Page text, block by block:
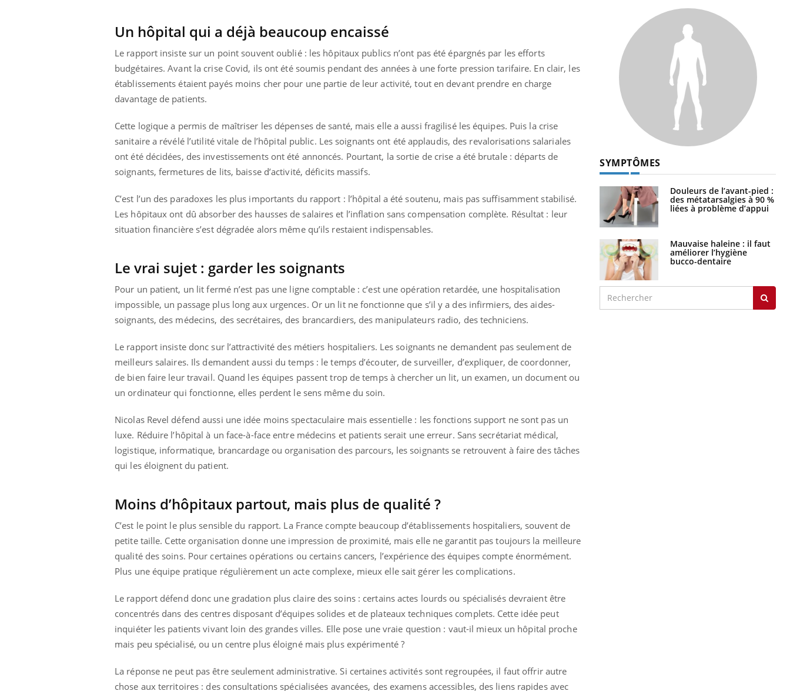
Un hôpital qui a déjà beaucoup encaissé
Le rapport insiste sur un point souvent oublié : les hôpitaux publics n’ont pas été épargnés par les efforts
budgétaires. Avant la crise Covid, ils ont été soumis pendant des années à une forte pression tarifaire. En clair, les
établissements étaient payés moins cher pour une partie de leur activité, tout en devant prendre en charge
davantage de patients.
Cette logique a permis de maîtriser les dépenses de santé, mais elle a aussi fragilisé les équipes. Puis la crise
sanitaire a révélé l’utilité vitale de l’hôpital public. Les soignants ont été applaudis, des revalorisations salariales
ont été décidées, des investissements ont été annoncés. Pourtant, la sortie de crise a été brutale : départs de
soignants, fermetures de lits, baisse d’activité, déficits massifs.
C’est l’un des paradoxes les plus importants du rapport : l’hôpital a été soutenu, mais pas suffisamment stabilisé.
Les hôpitaux ont dû absorber des hausses de salaires et l’inflation sans compensation complète. Résultat : leur
situation financière s’est dégradée alors même qu’ils restaient indispensables.
Le vrai sujet : garder les soignants
Pour un patient, un lit fermé n’est pas une ligne comptable : c’est une opération retardée, une hospitalisation
impossible, un passage plus long aux urgences. Or un lit ne fonctionne que s’il y a des infirmiers, des aides-
soignants, des médecins, des secrétaires, des brancardiers, des manipulateurs radio, des techniciens.
Le rapport insiste donc sur l’attractivité des métiers hospitaliers. Les soignants ne demandent pas seulement de
meilleurs salaires. Ils demandent aussi du temps : le temps d’écouter, de surveiller, d’expliquer, de coordonner,
de bien faire leur travail. Quand les équipes passent trop de temps à chercher un lit, un examen, un document ou
un ordinateur qui fonctionne, elles perdent le sens même du soin.
Nicolas Revel défend aussi une idée moins spectaculaire mais essentielle : les fonctions support ne sont pas un
luxe. Réduire l’hôpital à un face-à-face entre médecins et patients serait une erreur. Sans secrétariat médical,
logistique, informatique, brancardage ou organisation des parcours, les soignants se retrouvent à faire des tâches
qui les éloignent du patient.
Moins d’hôpitaux partout, mais plus de qualité ?
C’est le point le plus sensible du rapport. La France compte beaucoup d’établissements hospitaliers, souvent de
petite taille. Cette organisation donne une impression de proximité, mais elle ne garantit pas toujours la meilleure
qualité des soins. Pour certaines opérations ou certains cancers, l’expérience des équipes compte énormément.
Plus une équipe pratique régulièrement un acte complexe, mieux elle sait gérer les complications.
Le rapport défend donc une gradation plus claire des soins : certains actes lourds ou spécialisés devraient être
concentrés dans des centres disposant d’équipes solides et de plateaux techniques complets. Cette idée peut
inquiéter les patients vivant loin des grandes villes. Elle pose une vraie question : vaut-il mieux un hôpital proche
mais peu spécialisé, ou un centre plus éloigné mais plus expérimenté ?
La réponse ne peut pas être seulement administrative. Si certaines activités sont regroupées, il faut offrir autre
chose aux territoires : des consultations spécialisées avancées, des examens accessibles, des liens rapides avec
SYMPTÔMES
Douleurs de l’avant-pied :
des métatarsalgies à 90 %
liées à problème d’appui
Mauvaise haleine : il faut
améliorer l’hygiène
bucco-dentaire